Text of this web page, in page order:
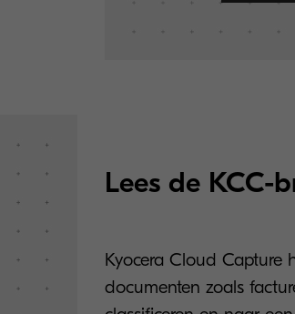
Lees de KCC-
Kyocera Cloud Capture
documenten zoals